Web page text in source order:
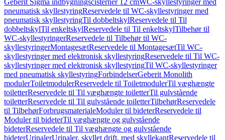
Geberit Sigma indbygningscisterner 12 cmWC-skyllestyringer med
pneumatisk skyllestyringReservedele til WC-skyllestyringer med
pneumatisk skyllestyringTil dobbeltskylReservedele til Til
dobbeltskylTil enkeltskylReservedele til Til enkeltskylTilbehør til
WC-skyllestyringerReservedele til Tilbehør til WC-
skyllestyringerMontagesætReservedele til MontagesætTil WC-
skyllestyringer med elektronisk skyllestyringReservedele til Til WC-
skyllestyringer med elektronisk skyllestyringTil WC-skyllestyringer
med pneumatisk skyllestyringForbindelserGeberit Monolith
modulerToiletmodulerReservedele til ToiletmodulerTil væghængte
toiletterReservedele til Til væghængte toiletterTil gulvstående
toiletterReservedele til Til gulvstående toiletterTilbehørReservedele
til TilbehørForbrugsmaterialeModuler til bideterReservedele til
Moduler til bideterTil væghængte og gulvstående
bideterReservedele til Til væghængte og gulvstående
bideterUrinalerUrinaler, skyllet drift, med skyllekantReservedele til